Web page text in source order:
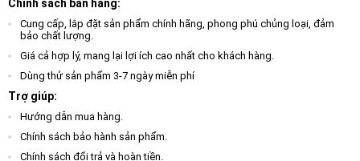
Chính sách bán hàng:
Cung cấp, lắp đặt sản phẩm chính hãng, phong phú chủng loại, đảm
bảo chất lượng.
Giá cả hợp lý, mang lại lợi ích cao nhất cho khách hàng.
Dùng thử sản phẩm 3-7 ngày miễn phí
Trợ giúp:
Hướng dẫn mua hàng.
Chính sách bảo hành sản phẩm.
Chính sách đổi trả và hoàn tiền.